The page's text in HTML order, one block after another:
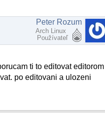
Peter Rozum
Arch Linux
Používateľ
ti to editovat editorom
po editovani a ulozeni